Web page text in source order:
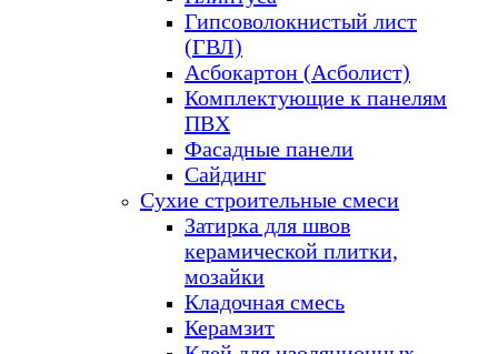
Гипсоволокнистый лист
(ГВЛ)
Асбокартон (Асболист)
Комплектующие к панелям
ПВХ
Фасадные панели
Сайдинг
Сухие строительные смеси
Затирка для швов
керамической плитки,
мозайки
Кладочная смесь
Керамзит